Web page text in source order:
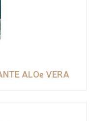
ALOe VERA